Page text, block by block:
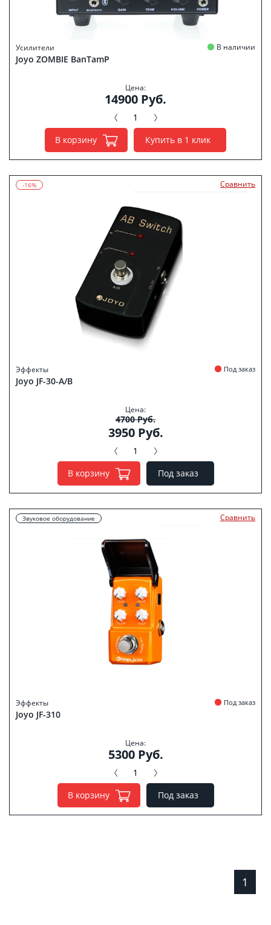
Усилители
Joyo ZOMBIE BanTamP
В наличии
Цена:
14900 Руб.
В корзину Купить в 1 клик
-16% Сравнить
Эффекты
Joyo JF-30-A/B
Под заказ
Цена:
4700 Руб.
3950 Руб.
В корзину Под заказ
Звуковое оборудование Сравнить
Эффекты
Joyo JF-310
Под заказ
Цена:
5300 Руб.
В корзину Под заказ
1